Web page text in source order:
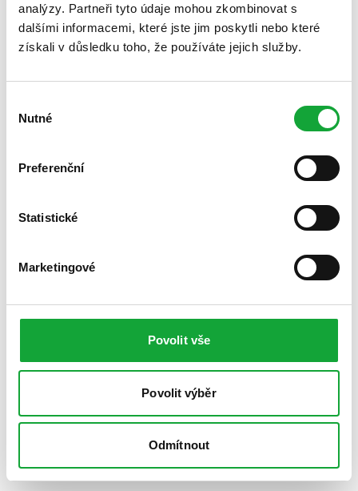
analýzy. Partneři tyto údaje mohou zkombinovat s
dalšími informacemi, které jste jim poskytli nebo které
získali v důsledku toho, že používáte jejich služby.
souhlasu
Nutné
Preferenční
Statistické
Marketingové
Povolit vše
Povolit výběr
Odmítnout